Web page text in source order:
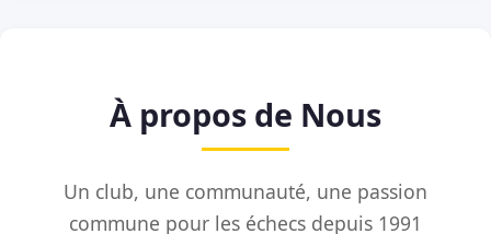
À propos de Nous
Un club, une communauté, une passion
commune pour les échecs depuis 1991